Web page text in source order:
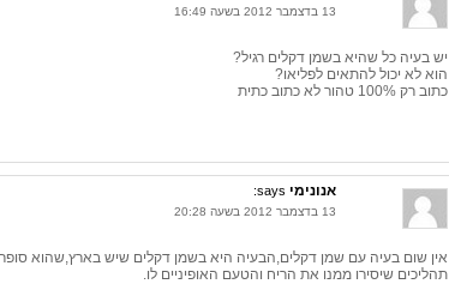
13 בדצמבר 2012 בשעה 16:49
יש בעיה כל שהיא בשמן דקלים רגיל?
הוא לא יכול להתאים לפליאו?
כתוב רק 100% טהור לא כתוב כתית
אנונימי says:
13 בדצמבר 2012 בשעה 20:28
אין שום בעיה עם שמן דקלים,הבעיה היא בשמן דקלים שיש בארץ,שהוא סופר
תהליכים שיסירו ממנו את הריח והטעם האופיניים לו.